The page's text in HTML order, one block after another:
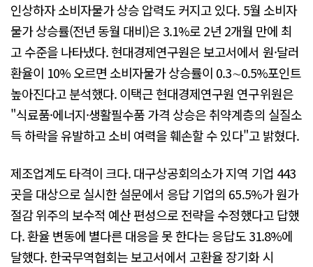
인상하자 소비자물가 상승 압력도 커지고 있다. 5월 소비자
물가 상승률(전년 동월 대비)은 3.1%로 2년 2개월 만에 최
고 수준을 나타냈다. 현대경제연구원은 보고서에서 원·달러
환율이 10% 오르면 소비자물가 상승률이 0.3∼0.5%포인트
높아진다고 분석했다. 이택근 현대경제연구원 연구위원은
"식료품·에너지·생활필수품 가격 상승은 취약계층의 실질소
득 하락을 유발하고 소비 여력을 훼손할 수 있다"고 밝혔다.
제조업계도 타격이 크다. 대구상공회의소가 지역 기업 443
곳을 대상으로 실시한 설문에서 응답 기업의 65.5%가 원가
절감 위주의 보수적 예산 편성으로 전략을 수정했다고 답했
다. 환율 변동에 별다른 대응을 못 한다는 응답도 31.8%에
달했다. 한국무역협회는 보고서에서 고환율 장기화 시